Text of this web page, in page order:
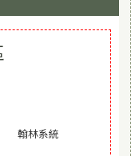
視窗)
翰林系統(另開視窗)